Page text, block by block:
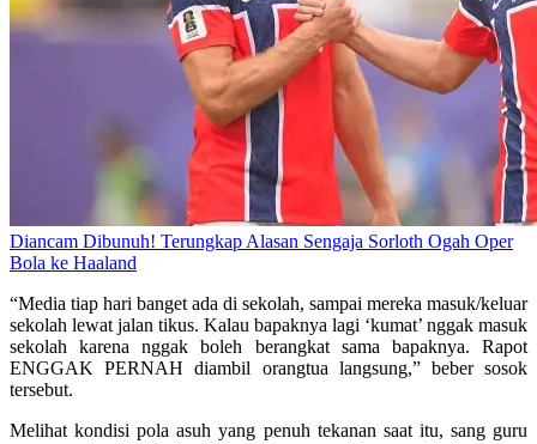
Diancam Dibunuh! Terungkap Alasan Sengaja Sorloth Ogah Oper
Bola ke Haaland
“Media tiap hari banget ada di sekolah, sampai mereka masuk/keluar
sekolah lewat jalan tikus. Kalau bapaknya lagi ‘kumat’ nggak masuk
sekolah karena nggak boleh berangkat sama bapaknya. Rapot
ENGGAK PERNAH diambil orangtua langsung,” beber sosok
tersebut.
Melihat kondisi pola asuh yang penuh tekanan saat itu, sang guru